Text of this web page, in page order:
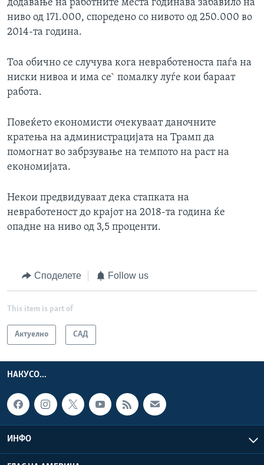
додавање на работните места годинава забавило на
ниво од 171.000, споредено со нивото од 250.000 во
2014-та година.
Тоа обично се случува кога невработеноста паѓа на
ниски нивоа и има се` помалку луѓе кои бараат
работа.
Повеќето економисти очекуваат даночните
кратења на администрацијата на Трамп да
помогнат во забрзување на темпото на раст на
економијата.
Некои предвидуваат дека стапката на
невработеност до крајот на 2018-та година ќе
опадне на ниво од 3,5 проценти.
Споделете Follow us
This item is part of
Актуелно САД
НАКУСО...
ИНФО